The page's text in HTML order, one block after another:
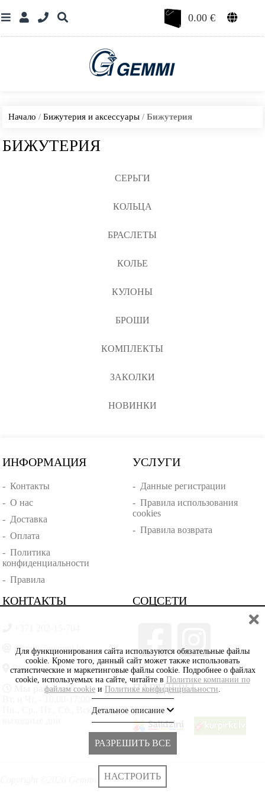
0.00€
Начало /Бижутерия и аксессуары /Бижутерия
БИЖУТЕРИЯ
СЕРЬГИ
КОЛЬЦА
БРАСЛЕТЫ
КОЛЬЕ
КУЛОНЫ
БРОШИ
КОМПЛЕКТЫ
ЗАКОЛКИ
НОВИНКИ
ИНФОРМАЦИЯ
-Контакты
-О нас
- Доставка
-Оплата
-Политика
конфиденциальности
-Правила
УСЛУГИ
- Данные регистрации
- Правила использования
cookies
- Правила возврата
КОНТАКТЫ
gemmi@gemmi.lv
Rīga, Lāčplēšā iela 88
Мы работаем:
Пн., Ср., Пт., Сб., Вскр. -
СОЦСЕТИ
ПАРТНЁРЫ
Copyright ©2026 Gemmi.lv
Для функционирования сайта используются обязательные файлы
cookie. Кроме того, данный сайт может также использовать
статистические и маркетинговые файлы cookie. Подробнее о файлах
cookie, используемых на сайте, читайте в Политике компании по
файлам cookie и Политике конфиденциальности.
Детальное описание
РАЗРЕШИТЬ ВСЕ
НАСТРОИТЬ